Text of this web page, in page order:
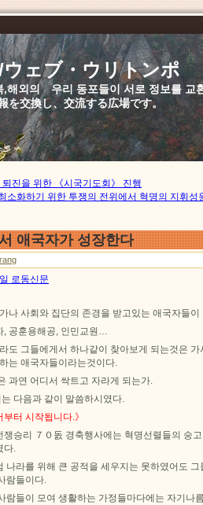
ェブ・ウリトンポ
,해외의 우리 동포들이 서로 정보를 교
を交換し、交流する広場です。
진을 위한 《시국기도회》 진행
소화하기 위한 투쟁의 전위에서 혁명의 지휘
애국자가 성장한다
로동신문
나 사회와 집단의 존경을 받고있는 애국자들이
, 공훈용해공, 인민교원…
도 그들에게서 하나같이 찾아보게 되는것은
는 애국자들이라는것이다.
과연 어디서 싹트고 자라게 되는가.
다음과 같이 말씀하시였다.
부터 시작됩니다.》
승리 ７０돐 경축행사에는 혁명선렬들의 숭
다.
나라를 위해 큰 공적을 세우지는 못하였어도
람들이다.
람들이 모여 생활하는 가정들마다에는 자기나